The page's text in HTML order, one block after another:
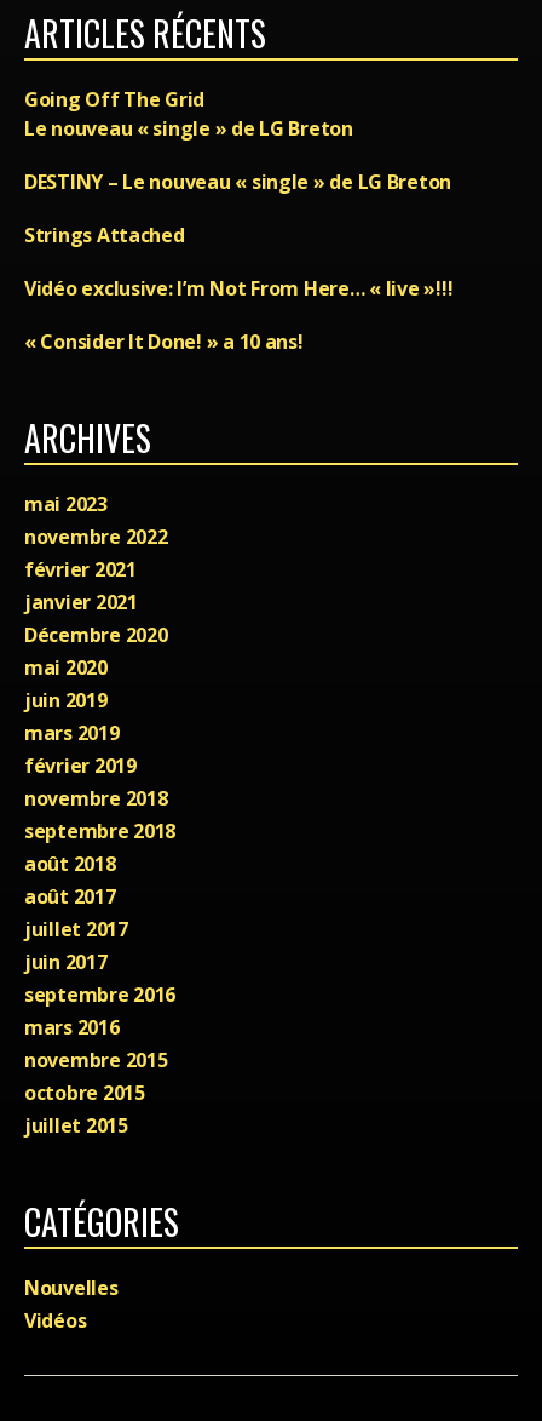
ARTICLES RÉCENTS
Going Off The Grid
Le nouveau « single » de LG Breton
DESTINY – Le nouveau « single » de LG Breton
Strings Attached
Vidéo exclusive: I’m Not From Here… « live »!!!
« Consider It Done! » a 10 ans!
ARCHIVES
mai 2023
novembre 2022
février 2021
janvier 2021
Décembre 2020
mai 2020
juin 2019
mars 2019
février 2019
novembre 2018
septembre 2018
août 2018
août 2017
juillet 2017
juin 2017
septembre 2016
mars 2016
novembre 2015
octobre 2015
juillet 2015
CATÉGORIES
Nouvelles
Vidéos